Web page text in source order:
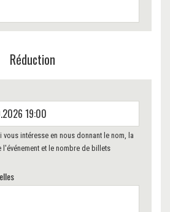
Réduction
vous intéresse en nous donnant le nom, la
l'événement et le nombre de billets